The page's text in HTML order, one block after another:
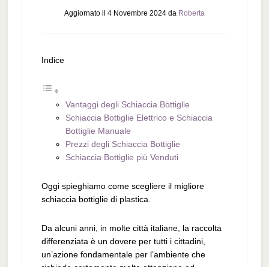
Aggiornato il 4 Novembre 2024da Roberta
Indice
Vantaggi degli Schiaccia Bottiglie
Schiaccia Bottiglie Elettrico e Schiaccia
Bottiglie Manuale
Prezzi degli Schiaccia Bottiglie
Schiaccia Bottiglie più Venduti
Oggi spieghiamo come scegliere il migliore
schiaccia bottiglie di plastica.
Da alcuni anni, in molte città italiane, la raccolta
differenziata è un dovere per tutti i cittadini,
un’azione fondamentale per l’ambiente che